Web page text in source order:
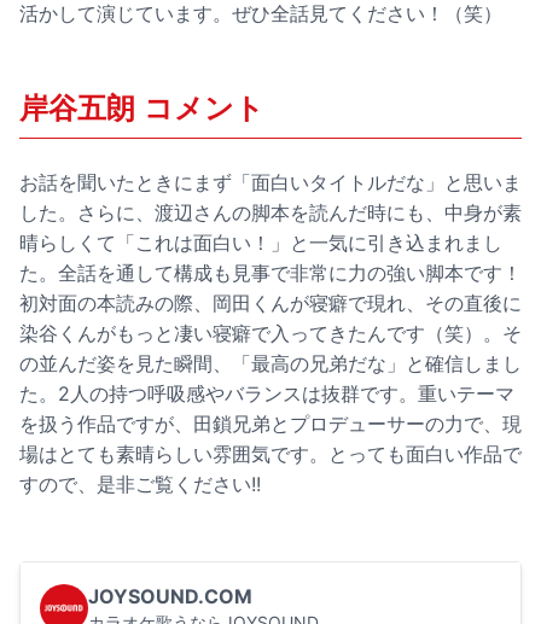
活かして演じています。ぜひ全話見てください！（笑）
岸谷五朗 コメント
お話を聞いたときにまず「面白いタイトルだな」と思いま
した。さらに、渡辺さんの脚本を読んだ時にも、中身が素
晴らしくて「これは面白い！」と一気に引き込まれまし
た。全話を通して構成も見事で非常に力の強い脚本です！
初対面の本読みの際、岡田くんが寝癖で現れ、その直後に
染谷くんがもっと凄い寝癖で入ってきたんです（笑）。そ
の並んだ姿を見た瞬間、「最高の兄弟だな」と確信しまし
た。2人の持つ呼吸感やバランスは抜群です。重いテーマ
を扱う作品ですが、田鎖兄弟とプロデューサーの力で、現
場はとても素晴らしい雰囲気です。とっても面白い作品で
すので、是非ご覧ください!!
JOYSOUND.COM